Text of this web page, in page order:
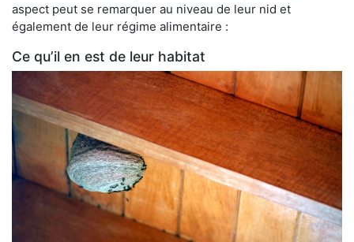
aspect peut se remarquer au niveau de leur nid et
également de leur régime alimentaire :
Ce qu’il en est de leur habitat